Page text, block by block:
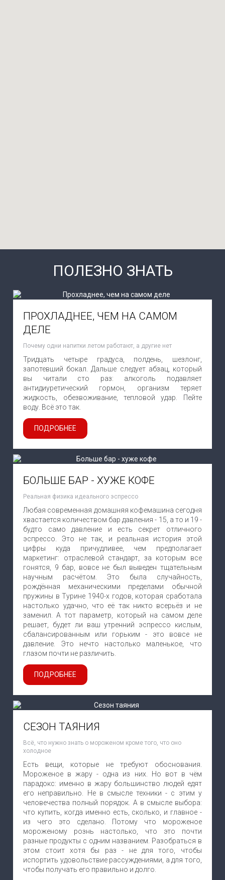
ПОЛЕЗНО ЗНАТЬ
ПРОХЛАДНЕЕ, ЧЕМ НА САМОМ
ДЕЛЕ
Почему одни напитки летом работают, а другие нет
Тридцать четыре градуса, полдень, шезлонг,
запотевший бокал. Дальше следует абзац, который
вы читали сто раз: алкоголь подавляет
антидиуретический гормон, организм теряет
жидкость, обезвоживание, тепловой удар. Пейте
воду. Всё это так.
ПОДРОБНЕЕ
БОЛЬШЕ БАР - ХУЖЕ КОФЕ
Реальная физика идеального эспрессо
Любая современная домашняя кофемашина сегодня
хвастается количеством бар давления - 15, а то и 19 -
будто само давление и есть секрет отличного
эспрессо. Это не так, и реальная история этой
цифры куда причудливее, чем предполагает
маркетинг: отраслевой стандарт, за которым все
гонятся, 9 бар, вовсе не был выведен тщательным
научным расчётом. Это была случайность,
рождённая механическими пределами обычной
пружины в Турине 1940-х годов, которая сработала
настолько удачно, что её так никто всерьёз и не
заменил. А тот параметр, который на самом деле
решает, будет ли ваш утренний эспрессо кислым,
сбалансированным или горьким - это вовсе не
давление. Это нечто настолько маленькое, что
глазом почти не различить.
ПОДРОБНЕЕ
СЕЗОН ТАЯНИЯ
Всё, что нужно знать о мороженом кроме того, что оно
холодное
Есть вещи, которые не требуют обоснования.
Мороженое в жару - одна из них. Но вот в чём
парадокс: именно в жару большинство людей едят
его неправильно. Не в смысле техники - с этим у
человечества полный порядок. А в смысле выбора:
что купить, когда именно есть, сколько, и главное -
из чего это сделано. Потому что мороженое
мороженому рознь настолько, что это почти
разные продукты с одним названием. Разобраться в
этом стоит хотя бы раз - не для того, чтобы
испортить удовольствие рассуждениями, а для того,
чтобы получать его правильно и долго.